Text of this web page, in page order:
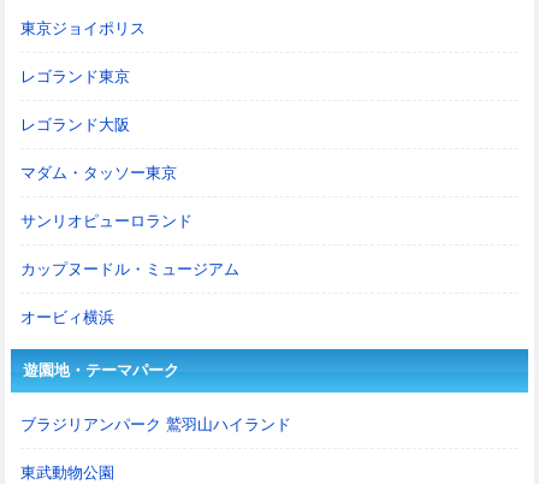
東京ジョイポリス
レゴランド東京
レゴランド大阪
マダム・タッソー東京
サンリオピューロランド
カップヌードル・ミュージアム
オービィ横浜
遊園地・テーマパーク
ブラジリアンパーク 鷲羽山ハイランド
東武動物公園